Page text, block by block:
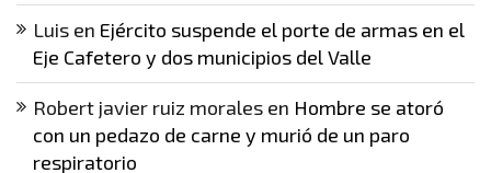
Luis en Ejército suspende el porte de armas en el
Eje Cafetero y dos municipios del Valle
Robert javier ruiz morales en Hombre se atoró
con un pedazo de carne y murió de un paro
respiratorio